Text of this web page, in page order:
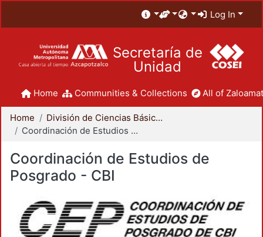
Log In
Secretaría de
Unidad
Home Communities & Collections All of
Home
División de Ciencias Básicas e Ingeniería
Coordinación de Estudios de Posgrado - CBI
Coordinación de Estudios de
Posgrado - CBI